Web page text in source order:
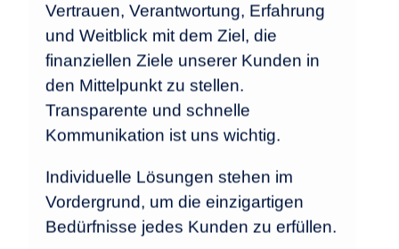
Vertrauen, Verantwortung, Erfahrung
und Weitblick mit dem Ziel, die
finanziellen Ziele unserer Kunden in
den Mittelpunkt zu stellen.
Transparente und schnelle
Kommunikation ist uns wichtig.
Individuelle Lösungen stehen im
Vordergrund, um die einzigartigen
Bedürfnisse jedes Kunden zu erfüllen.